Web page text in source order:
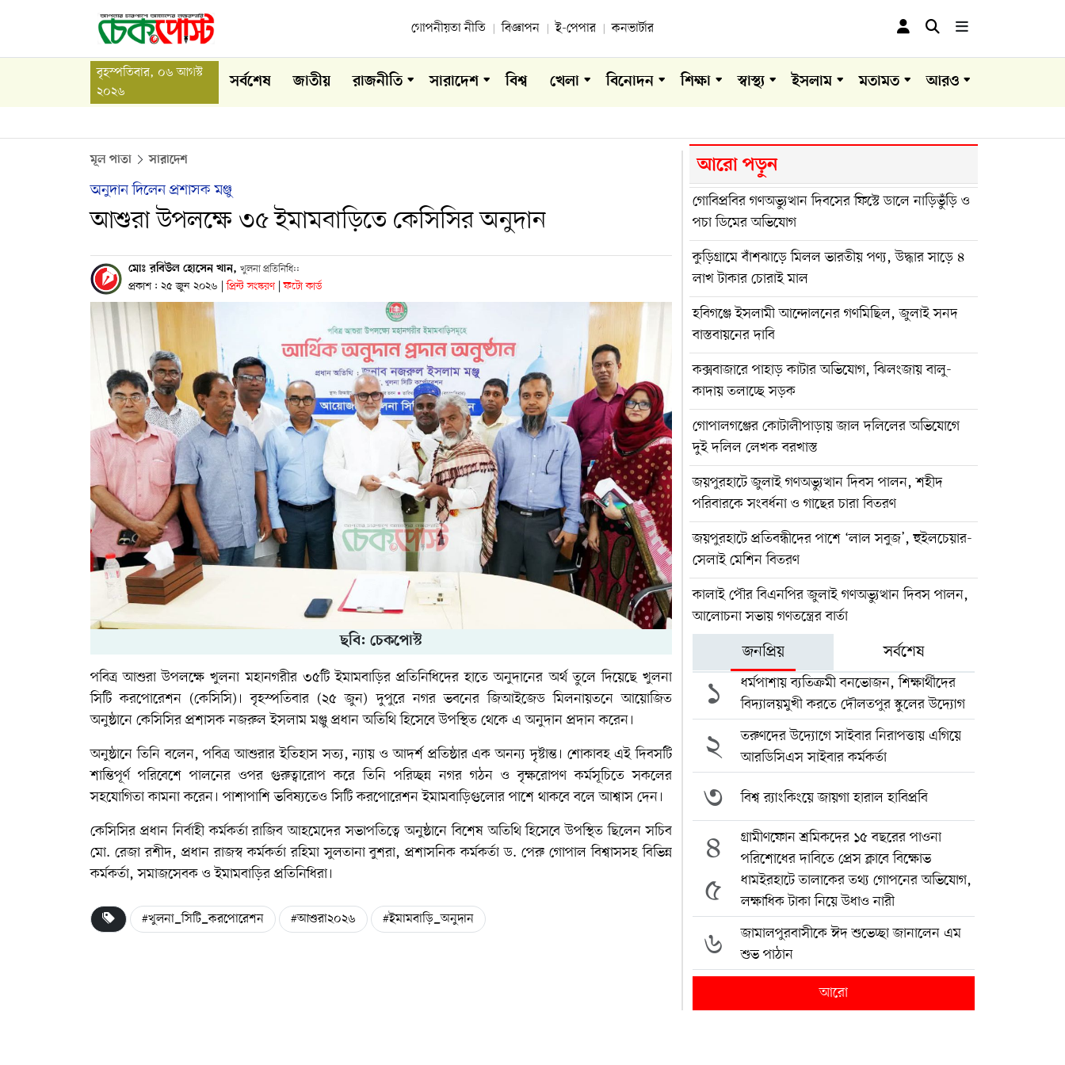
গোপনীয়তা নীতি বিজ্ঞাপন ই-পেপার কনভার্টার
বৃহস্পতিবার, ০৬ আগস্ট
২০২৬
সর্বশেষ জাতীয় রাজনীতি সারাদেশ বিশ্ব খেলা বিনোদন শিক্ষা স্বাস্থ্য ইসলাম মতামত আরও
মূল পাতা সারাদেশ
অনুদান দিলেন প্রশাসক মঞ্জু
আশুরা উপলক্ষে ৩৫ ইমামবাড়িতে কেসিসির অনুদান
মোঃ রবিউল হোসেন খান, খুলনা প্রতিনিধি::
প্রকাশ : ২৫ জুন ২০২৬ | প্রিন্ট সংস্করণ | ফটো কার্ড
ছবি: চেকপোস্ট
পবিত্র আশুরা উপলক্ষে খুলনা মহানগরীর ৩৫টি ইমামবাড়ির প্রতিনিধিদের হাতে অনুদানের অর্থ তুলে দিয়েছে খুলনা
সিটি করপোরেশন (কেসিসি)। বৃহস্পতিবার (২৫ জুন) দুপুরে নগর ভবনের জিআইজেড মিলনায়তনে আয়োজিত
অনুষ্ঠানে কেসিসির প্রশাসক নজরুল ইসলাম মঞ্জু প্রধান অতিথি হিসেবে উপস্থিত থেকে এ অনুদান প্রদান করেন।
অনুষ্ঠানে তিনি বলেন, পবিত্র আশুরার ইতিহাস সত্য, ন্যায় ও আদর্শ প্রতিষ্ঠার এক অনন্য দৃষ্টান্ত। শোকাবহ এই দিবসটি
শান্তিপূর্ণ পরিবেশে পালনের ওপর গুরুত্বারোপ করে তিনি পরিচ্ছন্ন নগর গঠন ও বৃক্ষরোপণ কর্মসূচিতে সকলের
সহযোগিতা কামনা করেন। পাশাপাশি ভবিষ্যতেও সিটি করপোরেশন ইমামবাড়িগুলোর পাশে থাকবে বলে আশ্বাস দেন।
কেসিসির প্রধান নির্বাহী কর্মকর্তা রাজিব আহমেদের সভাপতিত্বে অনুষ্ঠানে বিশেষ অতিথি হিসেবে উপস্থিত ছিলেন সচিব
মো. রেজা রশীদ, প্রধান রাজস্ব কর্মকর্তা রহিমা সুলতানা বুশরা, প্রশাসনিক কর্মকর্তা ড. পেরু গোপাল বিশ্বাসসহ বিভিন্ন
কর্মকর্তা, সমাজসেবক ও ইমামবাড়ির প্রতিনিধিরা।
#খুলনা_সিটি_করপোরেশন #আশুরা২০২৬ #ইমামবাড়ি_অনুদান
আরো পড়ুন
গোবিপ্রবির গণঅভ্যুত্থান দিবসের ফিস্টে ডালে নাড়িভুঁড়ি ও
পচা ডিমের অভিযোগ
কুড়িগ্রামে বাঁশঝাড়ে মিলল ভারতীয় পণ্য, উদ্ধার সাড়ে ৪
লাখ টাকার চোরাই মাল
হবিগঞ্জে ইসলামী আন্দোলনের গণমিছিল, জুলাই সনদ
বাস্তবায়নের দাবি
কক্সবাজারে পাহাড় কাটার অভিযোগ, ঝিলংজায় বালু-
কাদায় তলাচ্ছে সড়ক
গোপালগঞ্জের কোটালীপাড়ায় জাল দলিলের অভিযোগে
দুই দলিল লেখক বরখাস্ত
জয়পুরহাটে জুলাই গণঅভ্যুত্থান দিবস পালন, শহীদ
পরিবারকে সংবর্ধনা ও গাছের চারা বিতরণ
জয়পুরহাটে প্রতিবন্ধীদের পাশে ‘লাল সবুজ’, হুইলচেয়ার-
সেলাই মেশিন বিতরণ
কালাই পৌর বিএনপির জুলাই গণঅভ্যুত্থান দিবস পালন,
আলোচনা সভায় গণতন্ত্রের বার্তা
জনপ্রিয় সর্বশেষ
১
ধর্মপাশায় ব্যতিক্রমী বনভোজন, শিক্ষার্থীদের
বিদ্যালয়মুখী করতে দৌলতপুর স্কুলের উদ্যোগ
২
তরুণদের উদ্যোগে সাইবার নিরাপত্তায় এগিয়ে
আরডিসিএস সাইবার কর্মকর্তা
৩ বিশ্ব র‍্যাংকিংয়ে জায়গা হারাল হাবিপ্রবি
৪
গ্রামীণফোন শ্রমিকদের ১৫ বছরের পাওনা
পরিশোধের দাবিতে প্রেস ক্লাবে বিক্ষোভ
৫
ধামইরহাটে তালাকের তথ্য গোপনের অভিযোগ,
লক্ষাধিক টাকা নিয়ে উধাও নারী
৬
জামালপুরবাসীকে ঈদ শুভেচ্ছা জানালেন এম
শুভ পাঠান
আরো